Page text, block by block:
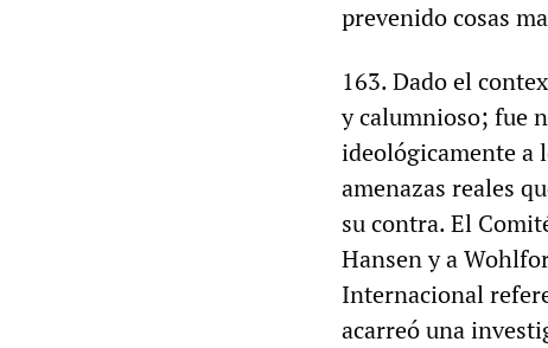
prevenido cosas
163. Dado el
y calumnioso; fue
ideológicamente a
amenazas reales
su contra. El
Hansen y a
Internacional
acarreó una